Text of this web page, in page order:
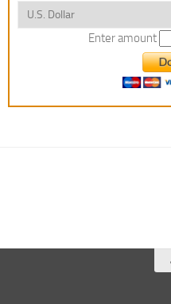
Enter amount